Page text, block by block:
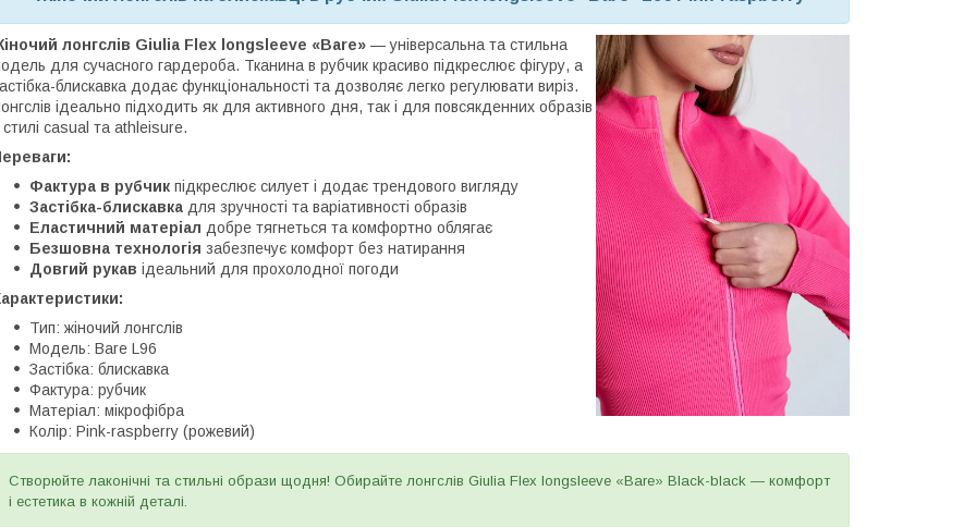
лонгслів Giulia Flex longsleeve «Bare» — універсальна та стильна
для сучасного гардероба. Тканина в рубчик красиво підкреслює фігуру, а
блискавка додає функціональності та дозволяє легко регулювати виріз.
ідеально підходить як для активного дня, так і для повсякденних образів
стилі casual та athleisure.
Фактура в рубчик підкреслює силует і додає трендового вигляду
Застібка-блискавка для зручності та варіативності образів
Еластичний матеріал добре тягнеться та комфортно облягає
Безшовна технологія забезпечує комфорт без натирання
Довгий рукав ідеальний для прохолодної погоди
Тип: жіночий лонгслів
Модель: Bare L96
Застібка: блискавка
Фактура: рубчик
Матеріал: мікрофібра
Колір: Pink-raspberry (рожевий)
Створюйте лаконічні та стильні образи щодня! Обирайте лонгслів Giulia Flex longsleeve «Bare» Black-black — комфорт
і естетика в кожній деталі.